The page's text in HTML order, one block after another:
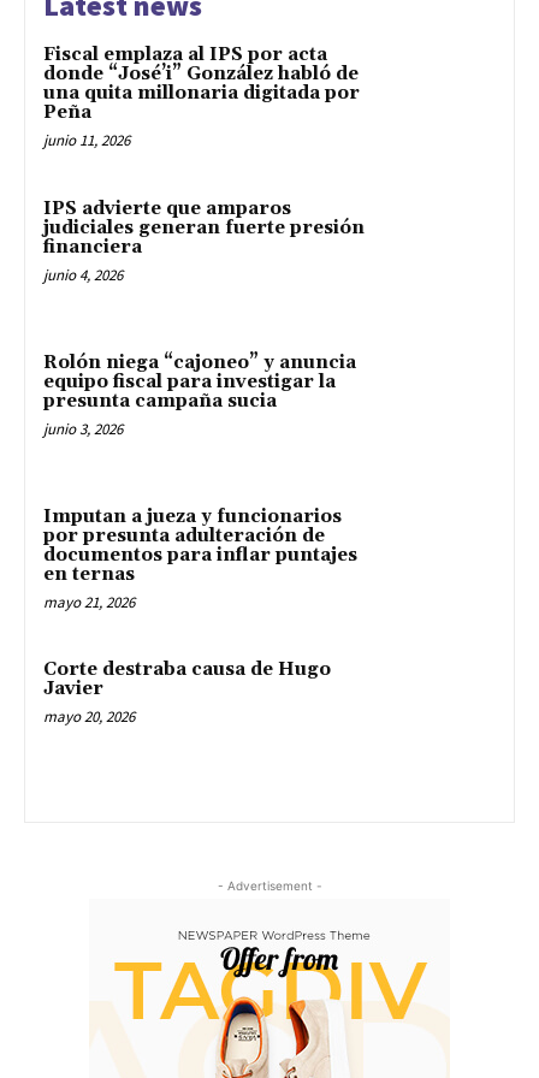
Fiscal emplaza al IPS por acta
donde “José’i” González habló de
una quita millonaria digitada por
Peña
junio 11, 2026
IPS advierte que amparos
judiciales generan fuerte presión
financiera
junio 4, 2026
Rolón niega “cajoneo” y anuncia
equipo fiscal para investigar la
presunta campaña sucia
junio 3, 2026
Imputan a jueza y funcionarios
por presunta adulteración de
documentos para inflar puntajes
en ternas
mayo 21, 2026
Corte destraba causa de Hugo
Javier
mayo 20, 2026
- Advertisement -